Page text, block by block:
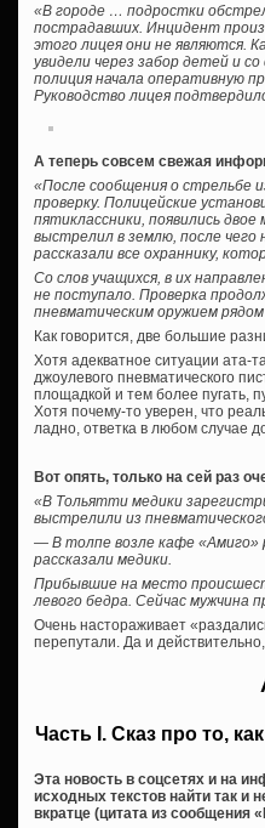
«В городе … подростки
пострадавших. Инцидент
этого лицея они не являются.
увидели через забор детей и
полиция начала оперативную
Руководство лицея
А теперь совсем свежая
«После сообщения о стрельбе
проверку. Полицейские
пятиклассники, появились
выстрелил в землю, после чего
рассказали все охраннику,
Со слов учащихся, в их
не поступало. Проверка
пневматическим оружием
Как говорится, две большие
Хотя адекватное ситуации ата-
джоулевого пневматического
площадкой и тем более пугать,
Хотя почему-то уверен, что
ладно, ответка в любом случае
Вот опять, только на сей раз
«В Тольятти медики
выстрелили из
— В толпе возле кафе «Амиго»
рассказали медики.
Прибывшие на место
левого бедра. Сейчас мужчина
Очень настораживает
перепутали. Да и
Часть I. Сказ про то,
Эта новость в соцсетях и на
исходных текстов найти так и
вкратце (цитата из сообщения